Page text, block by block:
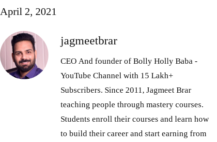
April 2, 2021
jagmeetbrar
CEO And founder of Bolly Holly Baba -
YouTube Channel with 15 Lakh+
Subscribers. Since 2011, Jagmeet Brar
teaching people through mastery courses.
Students enroll their courses and learn how
to build their career and start earning from